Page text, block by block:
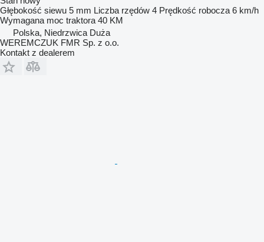
Głębokość siewu 5 mm Liczba rzędów 4 Prędkość robocza 6 km/h
Wymagana moc traktora 40 KM
Polska, Niedrzwica Duża
WEREMCZUK FMR Sp. z o.o.
Kontakt z dealerem